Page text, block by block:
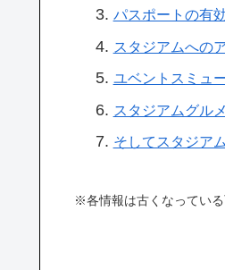
パスポートの有
スタジアムへの
ユベントスミュ
スタジアムグルメ
そしてスタジア
※各情報は古くなっている